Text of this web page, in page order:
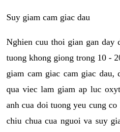
Suy giam cam giac dau
Nghien cuu thoi gian gan day
tuong khong giong trong 10 -
giam cam giac cam giac dau,
qua viec lam giam ap luc
anh cua doi tuong yeu cung
chiu chua cua nguoi va suy